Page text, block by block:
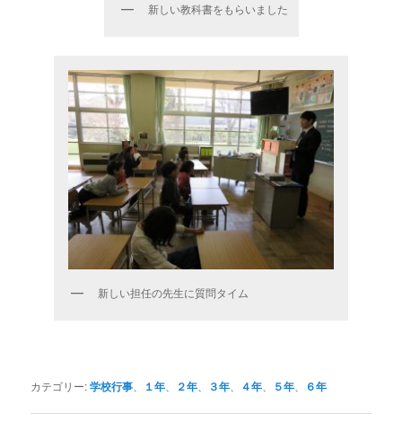
新しい教科書をもらいました
新しい担任の先生に質問タイム
カテゴリー:学校行事 １年 ２年 ３年 ４年 ５年 ６年